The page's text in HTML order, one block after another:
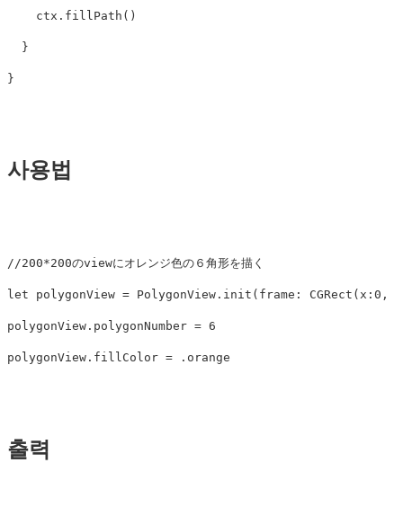
ctx . fillPath ()
}
}
사용법
//200*200のviewにオレンジ色の６角形を描く
let polygonView = PolygonView . init ( frame : CGRect ( x : 0 ,
polygonView . polygonNumber = 6
polygonView . fillColor = . orange
출력